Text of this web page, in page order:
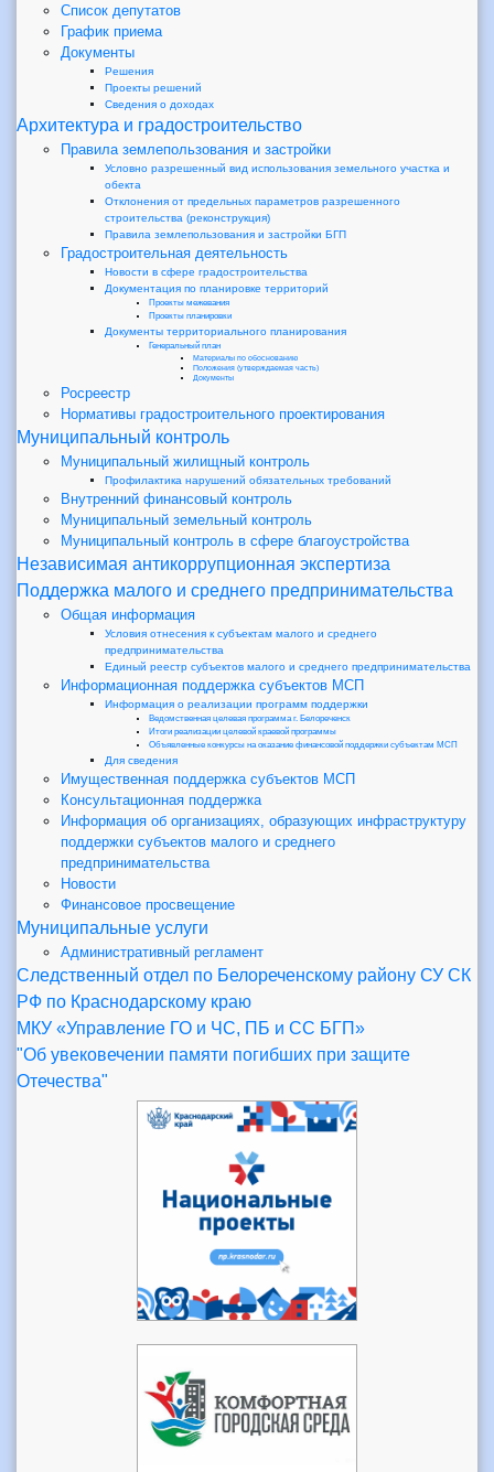
Список депутатов
График приема
Документы
Решения
Проекты решений
Сведения о доходах
Архитектура и градостроительство
Правила землепользования и застройки
Условно разрешенный вид использования земельного участка и
обекта
Отклонения от предельных параметров разрешенного
строительства (реконструкция)
Правила землепользования и застройки БГП
Градостроительная деятельность
Новости в сфере градостроительства
Документация по планировке территорий
Проекты межевания
Проекты планировки
Документы территориального планирования
Генеральный план
Материалы по обоснованию
Положения (утверждаемая часть)
Документы
Росреестр
Нормативы градостроительного проектирования
Муниципальный контроль
Муниципальный жилищный контроль
Профилактика нарушений обязательных требований
Внутренний финансовый контроль
Муниципальный земельный контроль
Муниципальный контроль в сфере благоустройства
Независимая антикоррупционная экспертиза
Поддержка малого и среднего предпринимательства
Общая информация
Условия отнесения к субъектам малого и среднего
предпринимательства
Единый реестр субъектов малого и среднего предпринимательства
Информационная поддержка субъектов МСП
Информация о реализации программ поддержки
Ведомственная целевая программа г. Белореченск
Итоги реализации целевой краевой программы
Объявленные конкурсы на оказание финансовой поддержки субъектам МСП
Для сведения
Имущественная поддержка субъектов МСП
Консультационная поддержка
Информация об организациях, образующих инфраструктуру
поддержки субъектов малого и среднего
предпринимательства
Новости
Финансовое просвещение
Муниципальные услуги
Административный регламент
Следственный отдел по Белореченскому району СУ СК
РФ по Краснодарскому краю
МКУ «Управление ГО и ЧС, ПБ и СС БГП»
"Об увековечении памяти погибших при защите
Отечества"